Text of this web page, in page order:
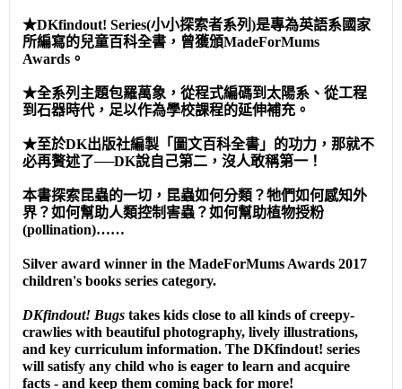
★DKfindout! Series(小小探索者系列)是專為英語系國家
所編寫的兒童百科全書，曾獲頒MadeForMums
Awards。
★全系列主題包羅萬象，從程式編碼到太陽系、從工程
到石器時代，足以作為學校課程的延伸補充。
★至於DK出版社編製「圖文百科全書」的功力，那就不
必再贅述了──DK說自己第二，沒人敢稱第一！
本書探索昆蟲的一切，昆蟲如何分類？牠們如何感知外
界？如何幫助人類控制害蟲？如何幫助植物授粉
(pollination)……
Silver award winner in the MadeForMums Awards 2017
children's books series category.
DKfindout! Bugs takes kids close to all kinds of creepy-
crawlies with beautiful photography, lively illustrations,
and key curriculum information. The DKfindout! series
will satisfy any child who is eager to learn and acquire
facts - and keep them coming back for more!